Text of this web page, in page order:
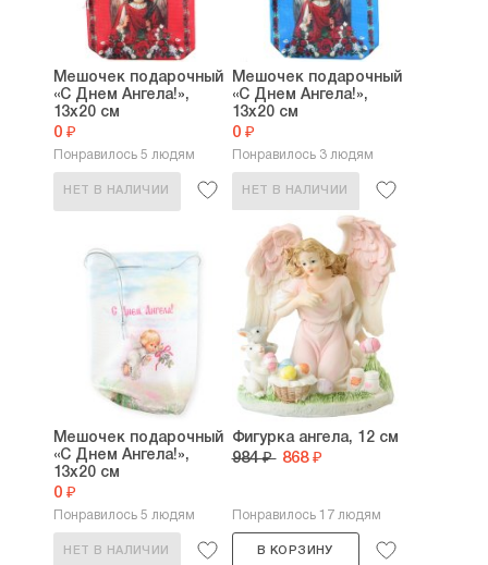
Мешочек подарочный
«С Днем Ангела!»,
13х20 см
0 ₽
Понравилось 5 людям
НЕТ В НАЛИЧИИ
Мешочек подарочный
«С Днем Ангела!»,
13х20 см
0 ₽
Понравилось 3 людям
НЕТ В НАЛИЧИИ
Мешочек подарочный
«С Днем Ангела!»,
13х20 см
0 ₽
Понравилось 5 людям
НЕТ В НАЛИЧИИ
Фигурка ангела, 12 см
984 ₽ 868 ₽
Понравилось 17 людям
В КОРЗИНУ